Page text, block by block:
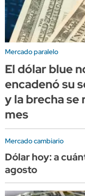
Mercado paralelo
El dólar blue
encadenó su
y la brecha se
mes
Mercado cambiario
Dólar hoy: a
agosto